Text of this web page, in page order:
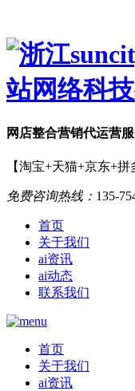
网店整合营销代运营
【淘宝+天猫+京东+拼
免费咨询热线： 135-
首页
关于我们
ai资讯
ai动态
联系我们
首页
关于我们
ai资讯